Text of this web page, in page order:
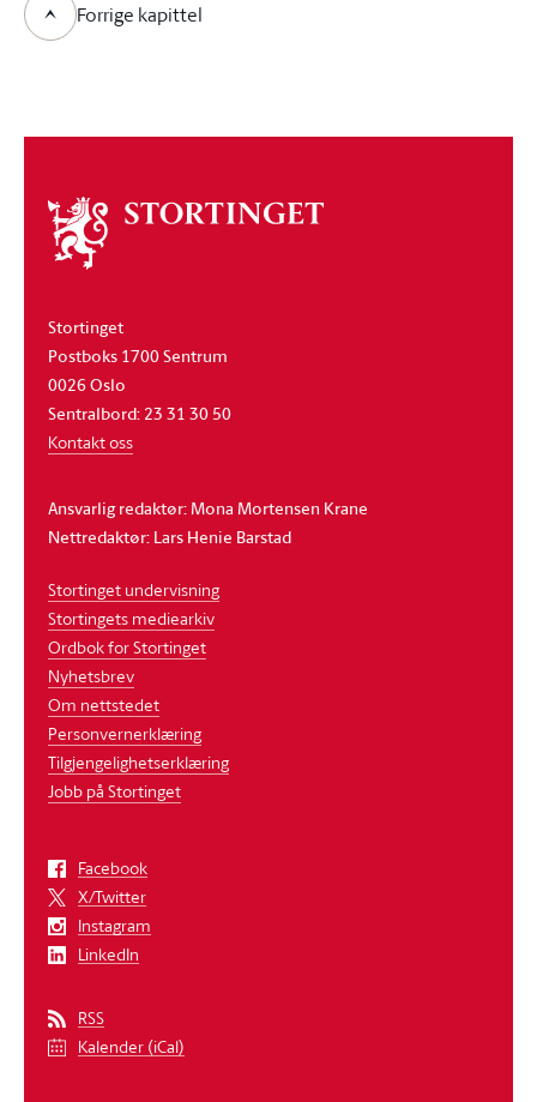
Forrige kapittel
Om
stortinget
Stortinget
Postboks 1700 Sentrum
0026 Oslo
Sentralbord: 23 31 30 50
Kontakt oss
Ansvarlig redaktør: Mona Mortensen Krane
Nettredaktør: Lars Henie Barstad
Stortinget undervisning
Stortingets mediearkiv
Ordbok for Stortinget
Nyhetsbrev
Om nettstedet
Personvernerklæring
Tilgjengelighetserklæring
Jobb på Stortinget
Facebook
X/Twitter
Instagram
LinkedIn
RSS
Kalender (iCal)